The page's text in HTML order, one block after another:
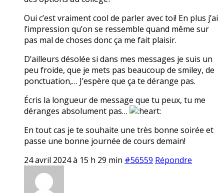
Oui c’est vraiment cool de parler avec toi! En plus j’ai
l’impression qu’on se ressemble quand même sur
pas mal de choses donc ça me fait plaisir.
D’ailleurs désolée si dans mes messages je suis un
peu froide, que je mets pas beaucoup de smiley, de
ponctuation,… J’espère que ça te dérange pas.
Écris la longueur de message que tu peux, tu me
déranges absolument pas…
En tout cas je te souhaite une très bonne soirée et
passe une bonne journée de cours demain!
24 avril 2024 à 15 h 29 min #56559 Répondre